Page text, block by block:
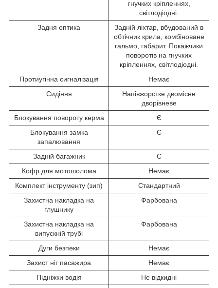
гнучких кріпленнях,
світлодіодні.
Задня оптика
Задній ліхтар, вбудований в
обтічник крила, комбіноване
гальмо, габарит. Покажчики
поворотів на гнучких
кріпленнях, світлодіодні.
Протиугінна сигналізація
Немає
Сидіння
Напівжорстке двомісне
дворівневе
Блокування повороту керма
Є
Блокування замка
запалювання
Є
Задній багажник
Є
Кофр для мотошолома
Немає
Комплект інструменту (зип)
Стандартний
Захистна накладка на
глушнику
Фарбована
Захистна накладка на
випускній трубі
Фарбована
Дуги безпеки
Немає
Захист ніг пасажира
Немає
Підніжки водія
Не відкидні